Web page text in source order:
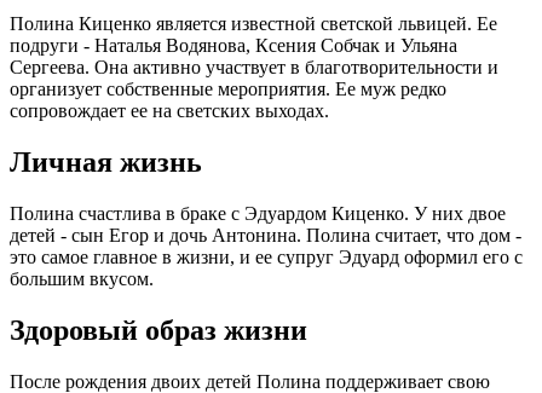
Полина Киценко является известной светской львицей. Ее
подруги - Наталья Водянова, Ксения Собчак и Ульяна
Сергеева. Она активно участвует в благотворительности и
организует собственные мероприятия. Ее муж редко
сопровождает ее на светских выходах.
Личная жизнь
Полина счастлива в браке с Эдуардом Киценко. У них двое
детей - сын Егор и дочь Антонина. Полина считает, что дом -
это самое главное в жизни, и ее супруг Эдуард оформил его с
большим вкусом.
Здоровый образ жизни
После рождения двоих детей Полина поддерживает свою